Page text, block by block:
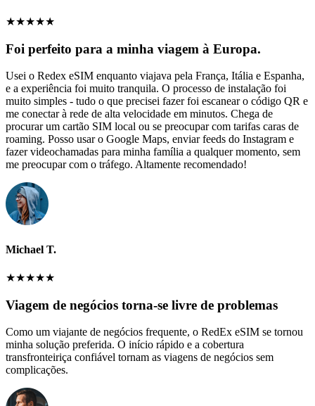
★★★★★
Foi perfeito para a minha viagem à Europa.
Usei o Redex eSIM enquanto viajava pela França, Itália e Espanha,
e a experiência foi muito tranquila. O processo de instalação foi
muito simples - tudo o que precisei fazer foi escanear o código QR e
me conectar à rede de alta velocidade em minutos. Chega de
procurar um cartão SIM local ou se preocupar com tarifas caras de
roaming. Posso usar o Google Maps, enviar feeds do Instagram e
fazer videochamadas para minha família a qualquer momento, sem
me preocupar com o tráfego. Altamente recomendado!
Michael T.
★★★★★
Viagem de negócios torna-se livre de problemas
Como um viajante de negócios frequente, o RedEx eSIM se tornou
minha solução preferida. O início rápido e a cobertura
transfronteiriça confiável tornam as viagens de negócios sem
complicações.